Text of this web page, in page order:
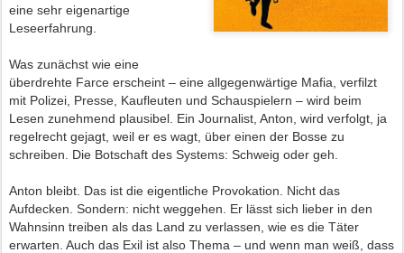
eine sehr eigenartige
Leseerfahrung.
Was zunächst wie eine
überdrehte Farce erscheint – eine allgegenwärtige Mafia, verfilzt
mit Polizei, Presse, Kaufleuten und Schauspielern – wird beim
Lesen zunehmend plausibel. Ein Journalist, Anton, wird verfolgt, ja
regelrecht gejagt, weil er es wagt, über einen der Bosse zu
schreiben. Die Botschaft des Systems: Schweig oder geh.
Anton bleibt. Das ist die eigentliche Provokation. Nicht das
Aufdecken. Sondern: nicht weggehen. Er lässt sich lieber in den
Wahnsinn treiben als das Land zu verlassen, wie es die Täter
erwarten. Auch das Exil ist also Thema – und wenn man weiß, dass